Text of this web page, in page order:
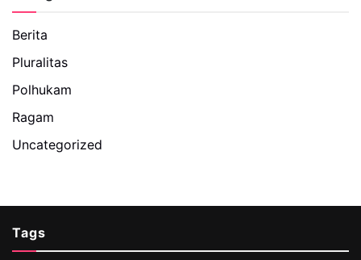
Berita
Pluralitas
Polhukam
Ragam
Uncategorized
Tags